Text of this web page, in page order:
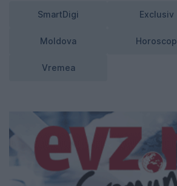
SmartDigi Exclusiv
Moldova Horoscop
Vremea